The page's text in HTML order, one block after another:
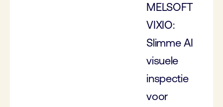
MELSOFT
VIXIO:
Slimme AI
visuele
inspectie
voor